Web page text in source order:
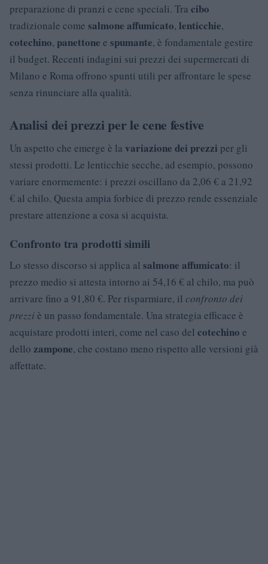
preparazione di pranzi e cene speciali. Tra cibo
tradizionale come salmone affumicato, lenticchie,
cotechino, panettone e spumante, è fondamentale gestire
il budget. Recenti indagini sui prezzi dei supermercati di
Milano e Roma offrono spunti utili per affrontare le spese
senza rinunciare alla qualità.
Analisi dei prezzi per le cene festive
Un aspetto che emerge è la variazione dei prezzi per gli
stessi prodotti. Le lenticchie secche, ad esempio, possono
variare enormemente: i prezzi oscillano da 2,06 € a 21,92
€ al chilo. Questa ampia forbice di prezzo rende essenziale
prestare attenzione a cosa si acquista.
Confronto tra prodotti simili
Lo stesso discorso si applica al salmone affumicato: il
prezzo medio si attesta intorno ai 54,16 € al chilo, ma può
arrivare fino a 91,80 €. Per risparmiare, il confronto dei
prezziè un passo fondamentale. Una strategia efficace è
acquistare prodotti interi, come nel caso del cotechino e
dello zampone, che costano meno rispetto alle versioni già
affettate.